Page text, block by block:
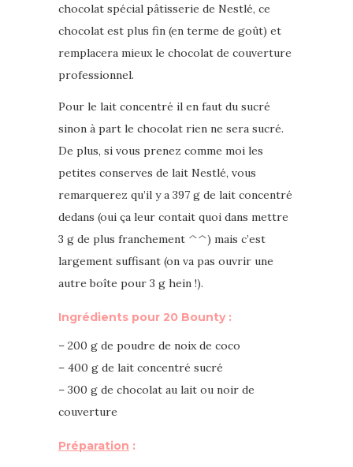
chocolat spécial pâtisserie de Nestlé, ce
chocolat est plus fin (en terme de goût) et
remplacera mieux le chocolat de couverture
professionnel.
Pour le lait concentré il en faut du sucré
sinon à part le chocolat rien ne sera sucré.
De plus, si vous prenez comme moi les
petites conserves de lait Nestlé, vous
remarquerez qu’il y a 397 g de lait concentré
dedans (oui ça leur contait quoi dans mettre
3 g de plus franchement ^^) mais c’est
largement suffisant (on va pas ouvrir une
autre boîte pour 3 g hein !).
Ingrédients pour 20 Bounty:
– 200 g de poudre de noix de coco
– 400 g de lait concentré sucré
– 300 g de chocolat au lait ou noir de
couverture
Préparation :